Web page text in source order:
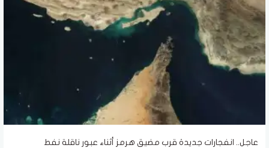
عاجل.. انفجارات جديدة قرب مضيق هرمز أثناء عبور ناقلة نفط